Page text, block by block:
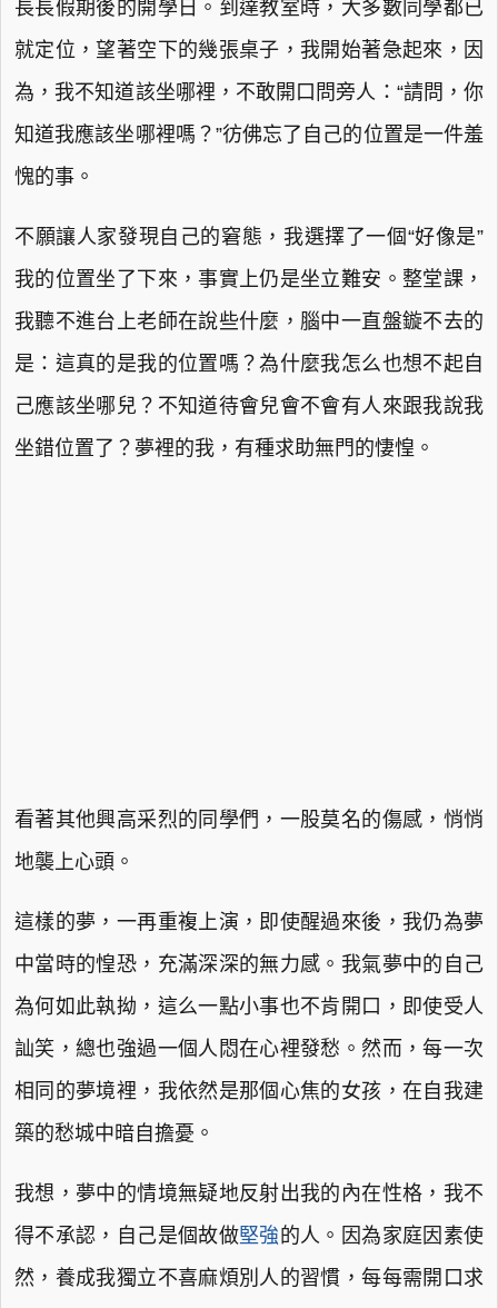
長長假期後的開學日。到達教室時，大多數同學都已
就定位，望著空下的幾張桌子，我開始著急起來，因
為，我不知道該坐哪裡，不敢開口問旁人：“請問，你
知道我應該坐哪裡嗎？”彷佛忘了自己的位置是一件羞
愧的事。
不願讓人家發現自己的窘態，我選擇了一個“好像是”
我的位置坐了下來，事實上仍是坐立難安。整堂課，
我聽不進台上老師在說些什麼，腦中一直盤鏇不去的
是：這真的是我的位置嗎？為什麼我怎么也想不起自
己應該坐哪兒？不知道待會兒會不會有人來跟我說我
坐錯位置了？夢裡的我，有種求助無門的悽惶。
看著其他興高采烈的同學們，一股莫名的傷感，悄悄
地襲上心頭。
這樣的夢，一再重複上演，即使醒過來後，我仍為夢
中當時的惶恐，充滿深深的無力感。我氣夢中的自己
為何如此執拗，這么一點小事也不肯開口，即使受人
訕笑，總也強過一個人悶在心裡發愁。然而，每一次
相同的夢境裡，我依然是那個心焦的女孩，在自我建
築的愁城中暗自擔憂。
我想，夢中的情境無疑地反射出我的內在性格，我不
得不承認，自己是個故做堅強 的人。因為家庭因素使
然，養成我獨立不喜麻煩別人的習慣，每每需開口求